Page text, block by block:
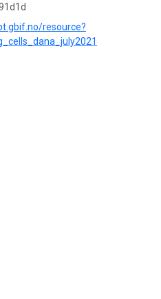
resource?